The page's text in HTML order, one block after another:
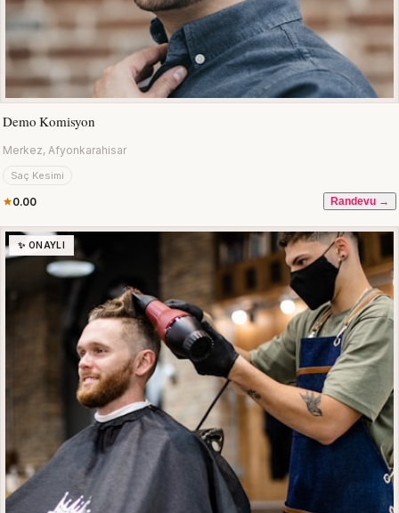
Demo Komisyon
Merkez, Afyonkarahisar
Saç Kesimi
0.00 Randevu →
✨ ONAYLI